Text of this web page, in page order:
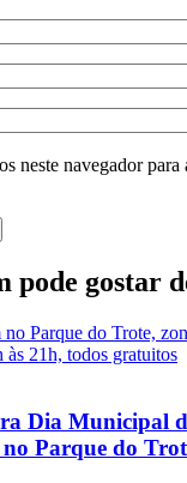
neste navegador
pode gostar
Dia Municipal
Parque do